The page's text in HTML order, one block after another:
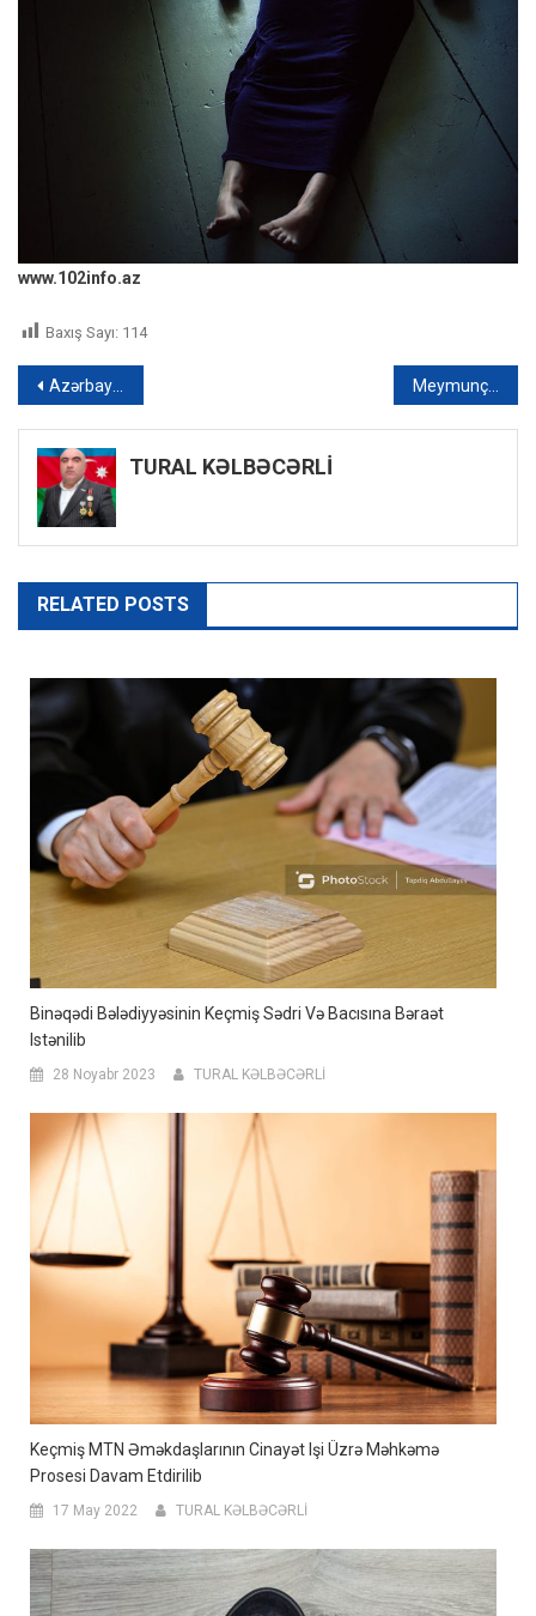
www.102info.az
Baxış Sayı: 114
Yazı
naviqasiyası
Azərbaycan XİN: “Ermənistanın əsassız ittihamlarını qətiyyətlə rədd edirik” Meymunçiçəyinin əlamətləri hansılardır? – TƏBİB məlumat yaydı
TURAL KƏLBƏCƏRLİ
RELATED POSTS
Binəqədi Bələdiyyəsinin Keçmiş Sədri Və Bacısına Bəraət
Istənilib
28 Noyabr 2023 TURAL KƏLBƏCƏRLİ
Keçmiş MTN Əməkdaşlarının Cinayət Işi Üzrə Məhkəmə
Prosesi Davam Etdirilib
17 May 2022 TURAL KƏLBƏCƏRLİ